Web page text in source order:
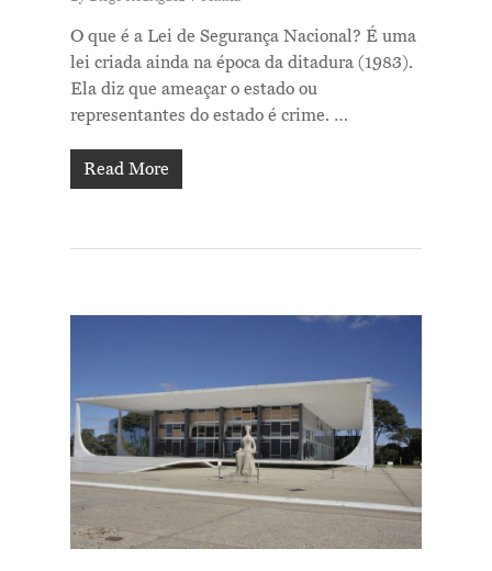
O que é a Lei de Segurança Nacional? É uma
lei criada ainda na época da ditadura (1983).
Ela diz que ameaçar o estado ou
representantes do estado é crime. …
Read More